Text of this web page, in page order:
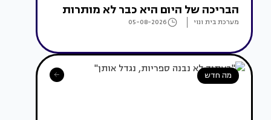
הבריכה של היום היא כבר לא מותרות
מערכת בית ונוי 05-08-2026
מה חדש